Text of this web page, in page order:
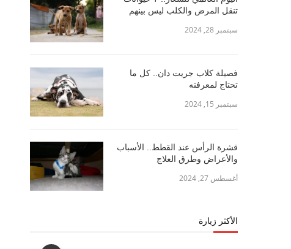
تنقل المرض والكلب ليس بينهم
سبتمبر 28, 2024
فصيلة كلاب جريت دان.. كل ما
تحتاج لمعرفته
سبتمبر 15, 2024
قشرة الرأس عند القطط.. الأسباب
والأعراض وطرق العلاج
أغسطس 27, 2024
الأكثر زيارة